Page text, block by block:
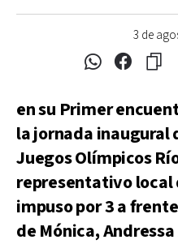
3 de
en su Primer
la jornada inaugural
Juegos Olímpicos
representativo local
impuso por 3 a
de Mónica,